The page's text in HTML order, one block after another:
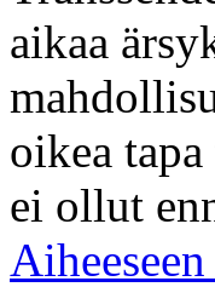
aikaa
oikea
ei ollut